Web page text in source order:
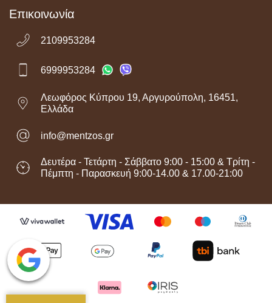
Επικοινωνία
2109953284
6999953284
Λεωφόρος Κύπρου 19, Αργυρούπολη, 16451,
Ελλάδα
info@mentzos.gr
Δευτέρα - Τετάρτη - Σάββατο 9:00 - 15:00 & Τρίτη -
Πέμπτη - Παρασκευή 9:00-14.00 & 17.00-21:00